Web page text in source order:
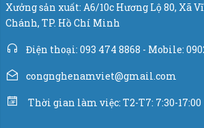
Xưởng sản xuất: A6/10c Hương Lộ 80, Xã
Chánh, TP. Hồ Chí Minh
Điện thoại: 093 474 8868 - Mobile:
congnghenamviet@gmail.com
Thời gian làm việc: T2-T7: 7:30-17:00